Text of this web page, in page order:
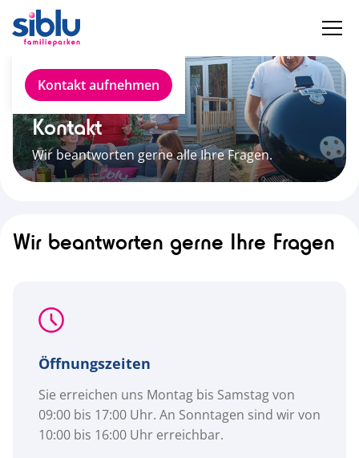
Kontakt aufnehmen
Kontakt
Kontakt
Wir beantworten gerne alle Ihre Fragen.
Wir beantworten gerne Ihre Fragen
Öffnungszeiten
Sie erreichen uns Montag bis Samstag von
09:00 bis 17:00 Uhr. An Sonntagen sind wir von
10:00 bis 16:00 Uhr erreichbar.